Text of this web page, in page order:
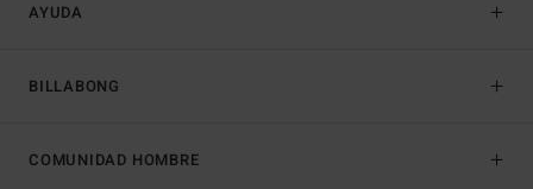
AYUDA
BILLABONG
COMUNIDAD HOMBRE